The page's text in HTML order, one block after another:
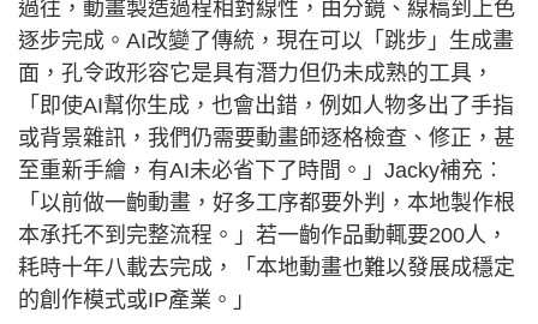
過往，動畫製造過程相對線性，由分鏡、線稿到上色
逐步完成。AI改變了傳統，現在可以「跳步」生成畫
面，孔令政形容它是具有潛力但仍未成熟的工具，
「即使AI幫你生成，也會出錯，例如人物多出了手指
或背景雜訊，我們仍需要動畫師逐格檢查、修正，甚
至重新手繪，有AI未必省下了時間。」Jacky補充︰
「以前做一齣動畫，好多工序都要外判，本地製作根
本承托不到完整流程。」若一齣作品動輒要200人，
耗時十年八載去完成，「本地動畫也難以發展成穩定
的創作模式或IP產業。」